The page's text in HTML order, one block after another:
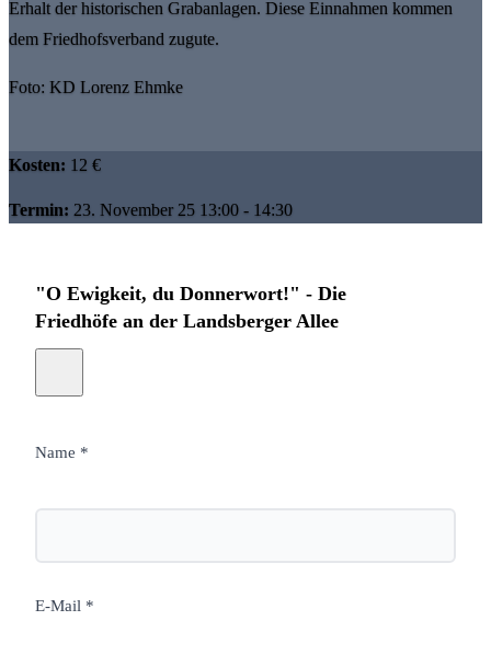
Erhalt der historischen Grabanlagen. Diese Einnahmen kommen
dem Friedhofsverband zugute.
Foto: KD Lorenz Ehmke
Kosten: 12 €
Termin: 23. November 25 13:00 - 14:30
"O Ewigkeit, du Donnerwort!" - Die
Friedhöfe an der Landsberger Allee
Name *
E-Mail *